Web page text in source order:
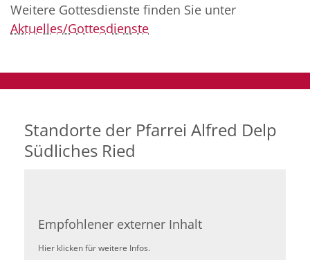
Weitere Gottesdienste finden Sie unter
Aktuelles/Gottesdienste
Standorte der Pfarrei Alfred Delp
Südliches Ried
Empfohlener externer Inhalt
Hier klicken für weitere Infos.